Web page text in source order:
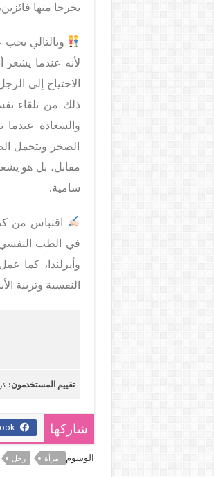
يخرجا منها
وبالتالي يجب
لأنه عندما يشعر
الاحتياج إلى
ذلك من تلقاء
والسعادة
الصخر ويتحمل
مقابل، بل هو
سامية.
اقتباس من
في الطب
النفسية وتربية
تقييم المستخدمون:
شاركها
الوسوم امرأة رجل